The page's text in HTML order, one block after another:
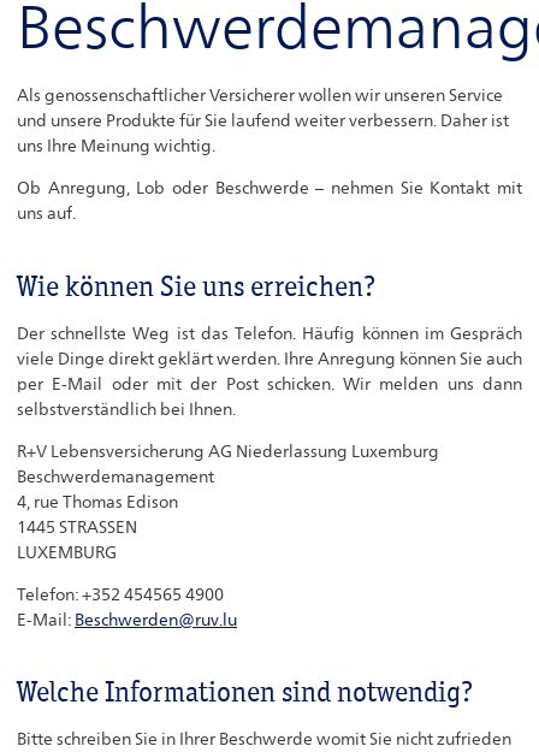
Berichte
Beschwerdebearbeitung
Als genossenschaftlicher Versicherer wollen wir unseren Service
und unsere Produkte für Sie laufend weiter verbessern. Daher ist
uns Ihre Meinung wichtig.
Ob Anregung, Lob oder Beschwerde – nehmen Sie Kontakt mit
uns auf.
Wie können Sie uns erreichen?
Der schnellste Weg ist das Telefon. Häufig können im Gespräch
viele Dinge direkt geklärt werden. Ihre Anregung können Sie auch
per E-Mail oder mit der Post schicken. Wir melden uns dann
selbstverständlich bei Ihnen.
R+V Lebensversicherung AG Niederlassung Luxemburg
Beschwerdemanagement
4, rue Thomas Edison
1445 STRASSEN
LUXEMBURG
Telefon: +352 454565 4900
E-Mail: Beschwerden@ruv.lu
Welche Informationen sind notwendig?
Bitte schreiben Sie in Ihrer Beschwerde womit Sie nicht zufrieden